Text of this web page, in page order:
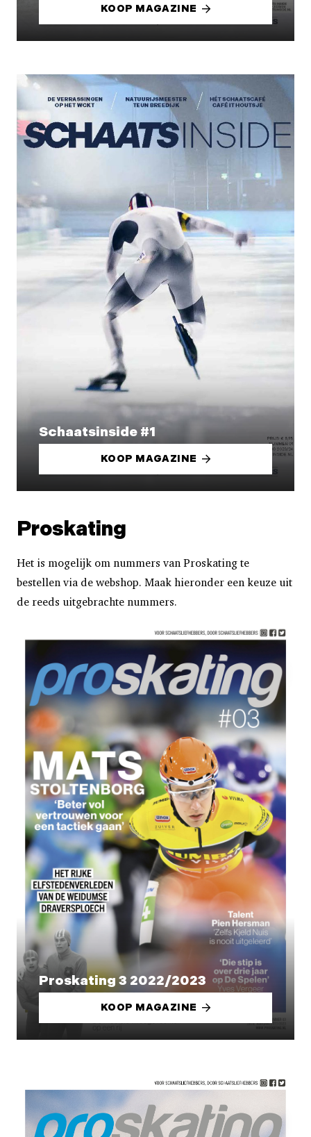
KOOP MAGAZINE
Schaatsinside #1
KOOP MAGAZINE
Proskating
Het is mogelijk om nummers van Proskating te
bestellen via de webshop. Maak hieronder een keuze uit
de reeds uitgebrachte nummers.
Proskating 3 2022/2023
KOOP MAGAZINE